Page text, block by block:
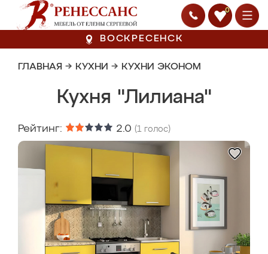
0
ВОСКРЕСЕНСК
ГЛАВНАЯ → КУХНИ → КУХНИ ЭКОНОМ
Кухня "Лилиана"
Рейтинг: 2.0 (1 голос)